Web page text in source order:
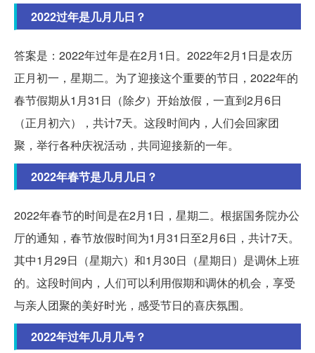
2022过年是几月几日？
答案是：2022年过年是在2月1日。2022年2月1日是农历
正月初一，星期二。为了迎接这个重要的节日，2022年的
春节假期从1月31日（除夕）开始放假，一直到2月6日
（正月初六），共计7天。这段时间内，人们会回家团
聚，举行各种庆祝活动，共同迎接新的一年。
2022年春节是几月几日？
2022年春节的时间是在2月1日，星期二。根据国务院办公
厅的通知，春节放假时间为1月31日至2月6日，共计7天。
其中1月29日（星期六）和1月30日（星期日）是调休上班
的。这段时间内，人们可以利用假期和调休的机会，享受
与亲人团聚的美好时光，感受节日的喜庆氛围。
2022年过年几月几号？